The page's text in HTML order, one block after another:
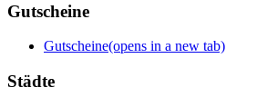
Gutscheine
Gutscheine(opens in a new tab)
Städte